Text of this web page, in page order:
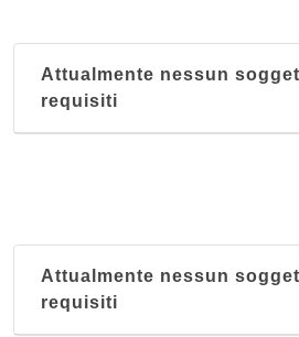
Antico Pozzo
Babayaga
via Eugenio Vitali 8, Bellagio
Attualmente nessun
requisiti
Attualmente nessun
requisiti